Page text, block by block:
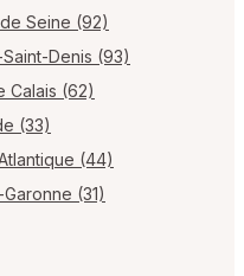
Seine (92)
Denis (93)
Calais (62)
(33)
(44)
(31)